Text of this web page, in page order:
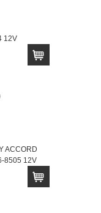
12V
ACCORD
8505 12V